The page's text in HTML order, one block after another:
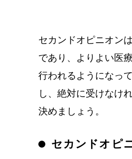
セカンドオピニオン
であり、よりよい医
行われるようになっ
し、絶対に受けなけ
決めましょう。
セカンドオピ